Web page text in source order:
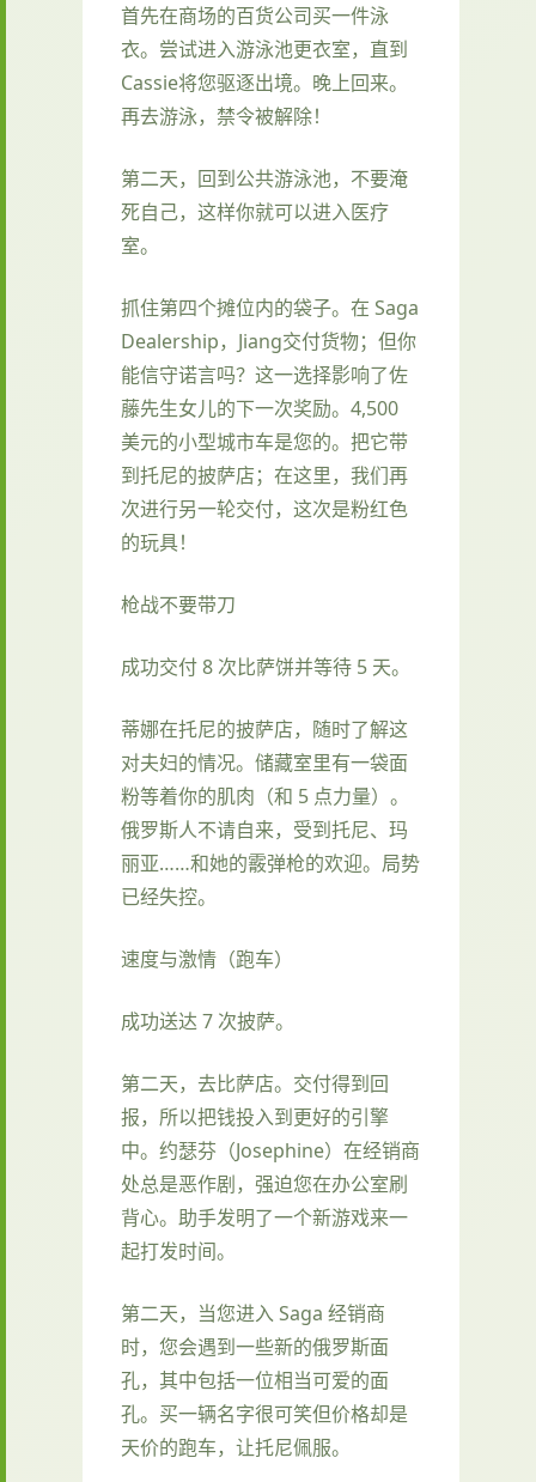
首先在商场的百货公司买一件泳
衣。尝试进入游泳池更衣室，直到
Cassie将您驱逐出境。晚上回来。
再去游泳，禁令被解除！
第二天，回到公共游泳池，不要淹
死自己，这样你就可以进入医疗
室。
抓住第四个摊位内的袋子。在 Saga
Dealership，Jiang交付货物；但你
能信守诺言吗？这一选择影响了佐
藤先生女儿的下一次奖励。4,500
美元的小型城市车是您的。把它带
到托尼的披萨店；在这里，我们再
次进行另一轮交付，这次是粉红色
的玩具！
枪战不要带刀
成功交付 8 次比萨饼并等待 5 天。
蒂娜在托尼的披萨店，随时了解这
对夫妇的情况。储藏室里有一袋面
粉等着你的肌肉（和 5 点力量）。
俄罗斯人不请自来，受到托尼、玛
丽亚……和她的霰弹枪的欢迎。局势
已经失控。
速度与激情（跑车）
成功送达 7 次披萨。
第二天，去比萨店。交付得到回
报，所以把钱投入到更好的引擎
中。约瑟芬（Josephine）在经销商
处总是恶作剧，强迫您在办公室刷
背心。助手发明了一个新游戏来一
起打发时间。
第二天，当您进入 Saga 经销商
时，您会遇到一些新的俄罗斯面
孔，其中包括一位相当可爱的面
孔。买一辆名字很可笑但价格却是
天价的跑车，让托尼佩服。